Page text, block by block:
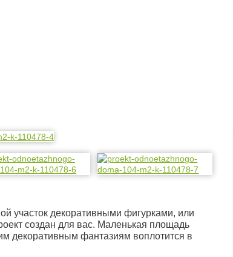
участок декоративными фигурками, или
создан для вас. Маленькая площадь
декоративным фантазиям воплотится в